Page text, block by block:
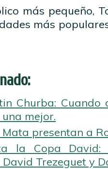
más pequeño,
más
Churba: Cuando
mejor.
presentan a
la Copa
David Trezeguet y